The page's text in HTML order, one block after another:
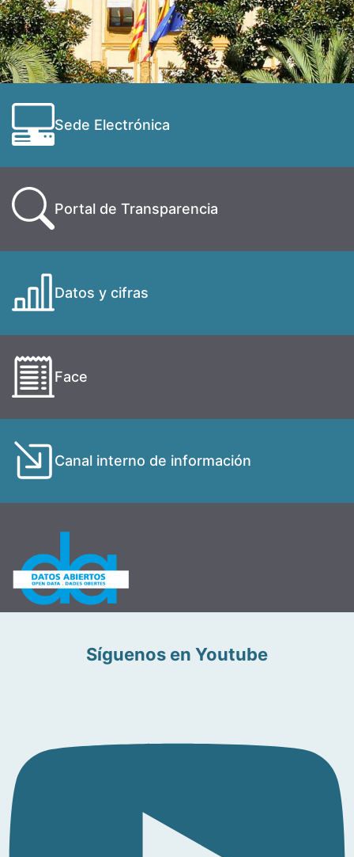
Sede Electrónica
Portal de Transparencia
Datos y cifras
Face
Canal interno de información
Síguenos en Youtube